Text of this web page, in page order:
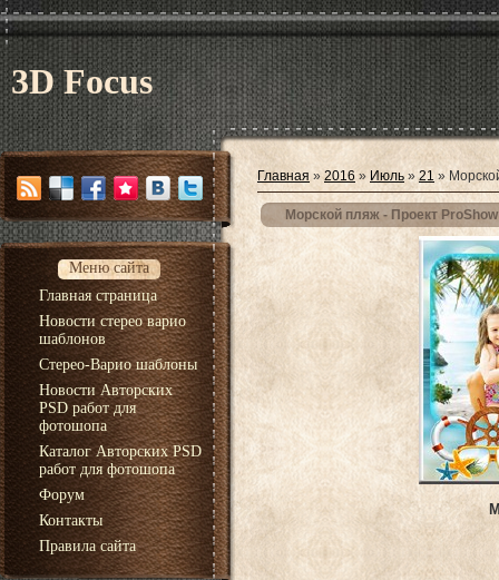
3D Focus
Меню сайта
Главная страница
Новости стерео варио
шаблонов
Стерео-Варио шаблоны
Новости Авторских
PSD работ для
фотошопа
Каталог Авторских PSD
работ для фотошопа
Форум
Контакты
Правила сайта
Главная » 2016 » Июль » 21 »
Морской пляж - Проект